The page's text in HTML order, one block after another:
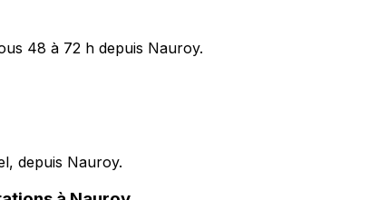
48 à 72 h depuis Nauroy.
depuis Nauroy.